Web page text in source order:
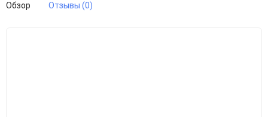
Обзор Отзывы (0)